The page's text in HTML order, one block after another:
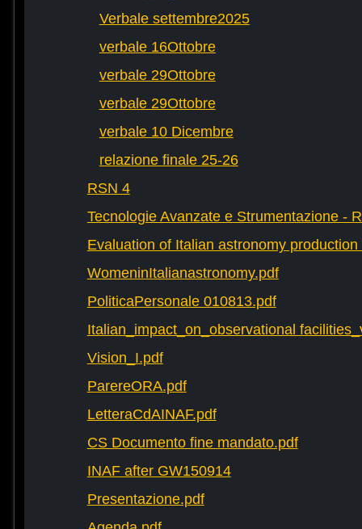
Verbale settembre2025
verbale 16Ottobre
verbale 29Ottobre
verbale 29Ottobre
verbale 10 Dicembre
relazione finale 25-26
RSN 4
Tecnologie Avanzate e Strumentazione -
Evaluation of Italian astronomy production
WomeninItalianastronomy.pdf
PoliticaPersonale 010813.pdf
Italian_impact_on_observational
Vision_I.pdf
ParereORA.pdf
LetteraCdAINAF.pdf
CS Documento fine mandato.pdf
INAF after GW150914
Presentazione.pdf